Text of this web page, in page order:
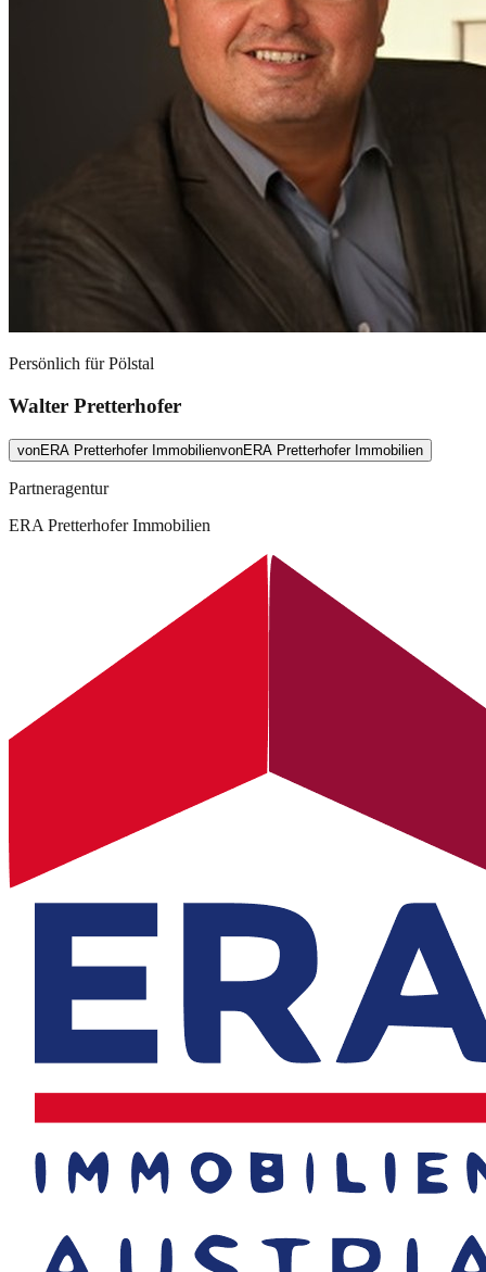
Persönlich fürPölstal
Walter Pretterhofer
vonERA Pretterhofer ImmobilienvonERA Pretterhofer Immobilien
Partneragentur
ERA Pretterhofer Immobilien